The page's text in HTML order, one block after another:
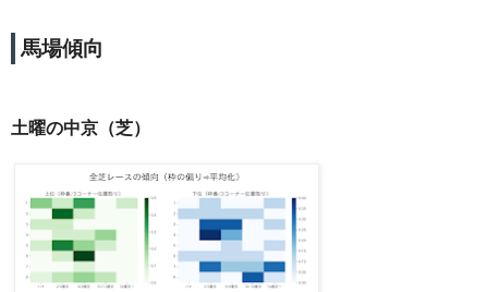
馬場傾向
土曜の中京（芝）